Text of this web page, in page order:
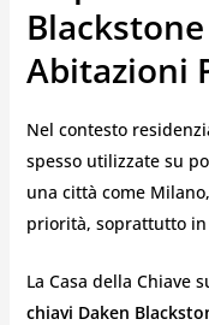
Abitazioni
Nel contesto
spesso utilizzate su
una città come
priorità, soprattutto
La Casa della Chiave
chiavi Daken